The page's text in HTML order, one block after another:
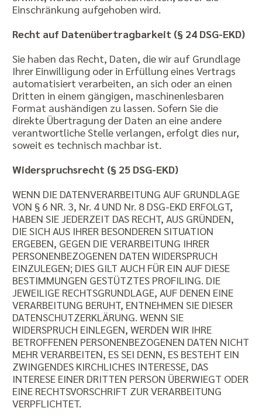
Einschränkung aufgehoben wird.
Recht auf Datenübertragbarkeit (§ 24 DSG-EKD)
Sie haben das Recht, Daten, die wir auf Grundlage
Ihrer Einwilligung oder in Erfüllung eines Vertrags
automatisiert verarbeiten, an sich oder an einen
Dritten in einem gängigen, maschinenlesbaren
Format aushändigen zu lassen. Sofern Sie die
direkte Übertragung der Daten an eine andere
verantwortliche Stelle verlangen, erfolgt dies nur,
soweit es technisch machbar ist.
Widerspruchsrecht (§ 25 DSG-EKD)
WENN DIE DATENVERARBEITUNG AUF GRUNDLAGE
VON § 6 NR. 3, Nr. 4 UND Nr. 8 DSG-EKD ERFOLGT,
HABEN SIE JEDERZEIT DAS RECHT, AUS GRÜNDEN,
DIE SICH AUS IHRER BESONDEREN SITUATION
ERGEBEN, GEGEN DIE VERARBEITUNG IHRER
PERSONENBEZOGENEN DATEN WIDERSPRUCH
EINZULEGEN; DIES GILT AUCH FÜR EIN AUF DIESE
BESTIMMUNGEN GESTÜTZTES PROFILING. DIE
JEWEILIGE RECHTSGRUNDLAGE, AUF DENEN EINE
VERARBEITUNG BERUHT, ENTNEHMEN SIE DIESER
DATENSCHUTZERKLÄRUNG. WENN SIE
WIDERSPRUCH EINLEGEN, WERDEN WIR IHRE
BETROFFENEN PERSONENBEZOGENEN DATEN NICHT
MEHR VERARBEITEN, ES SEI DENN, ES BESTEHT EIN
ZWINGENDES KIRCHLICHES INTERESSE, DAS
INTERESE EINER DRITTEN PERSON ÜBERWIEGT ODER
EINE RECHTSVORSCHRIFT ZUR VERARBEITUNG
VERPFLICHTET.